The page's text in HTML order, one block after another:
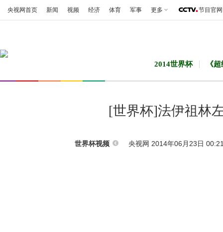
央视网首页 新闻 视频 经济 体育 军事 更多 节目官网
2014世界杯 《
[世界杯]法伊祖林
世界杯视频 央视网 2014年06月23日